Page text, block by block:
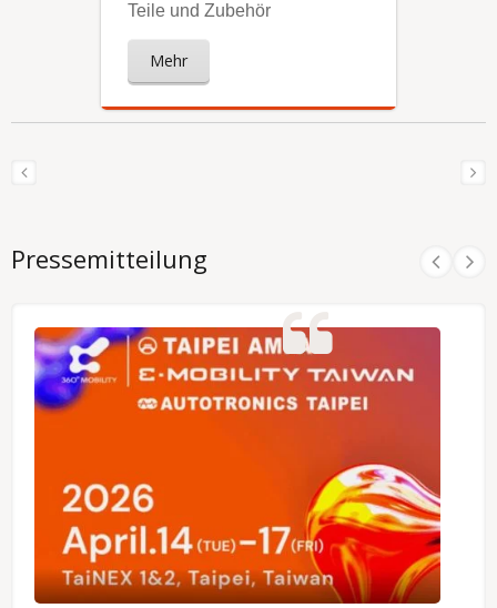
Teile und Zubehör
Mehr
Pressemitteilung